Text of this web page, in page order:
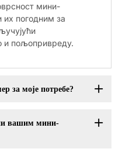
мини-
их погодним за
и пољопривреду.
за моје потребе?
вашим мини-